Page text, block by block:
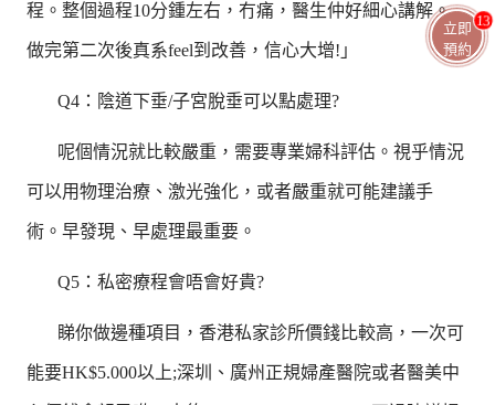
程。整個過程10分鍾左右，冇痛，醫生仲好細心講解。
做完第二次後真系feel到改善，信心大增!」
Q4：陰道下垂/子宮脫垂可以點處理?
呢個情況就比較嚴重，需要專業婦科評估。視乎情況
可以用物理治療、激光強化，或者嚴重就可能建議手
術。早發現、早處理最重要。
Q5：私密療程會唔會好貴?
睇你做邊種項目，香港私家診所價錢比較高，一次可
能要HK$5.000以上;深圳、廣州正規婦產醫院或者醫美中
立即
預約
13